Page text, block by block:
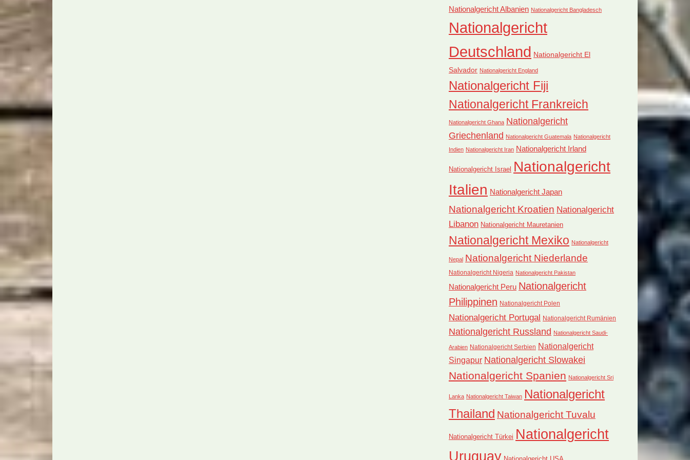
Nationalgericht Albanien Nationalgericht Bangladesch
Nationalgericht
Deutschland Nationalgericht El
Salvador Nationalgericht England
Nationalgericht Fiji
Nationalgericht Frankreich
Nationalgericht Ghana Nationalgericht
Griechenland Nationalgericht Guatemala Nationalgericht
Indien Nationalgericht Iran Nationalgericht Irland
Nationalgericht Israel Nationalgericht
Italien Nationalgericht Japan
Nationalgericht Kroatien Nationalgericht
Libanon Nationalgericht Mauretanien
Nationalgericht Mexiko Nationalgericht
Nepal Nationalgericht Niederlande
Nationalgericht Nigeria Nationalgericht Pakistan
Nationalgericht Peru Nationalgericht
Philippinen Nationalgericht Polen
Nationalgericht Portugal Nationalgericht Rumänien
Nationalgericht Russland Nationalgericht Saudi-
Arabien Nationalgericht Serbien Nationalgericht
Singapur Nationalgericht Slowakei
Nationalgericht Spanien Nationalgericht Sri
Lanka Nationalgericht Taiwan Nationalgericht
Thailand Nationalgericht Tuvalu
Nationalgericht Türkei Nationalgericht
Uruguay